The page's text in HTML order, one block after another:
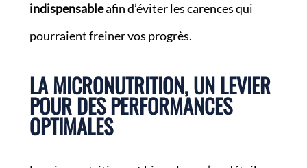
indispensableafin d’éviter les carences qui
pourraient freiner vos progrès.
LA MICRONUTRITION, UN LEVIER
POUR DES PERFORMANCES
OPTIMALES